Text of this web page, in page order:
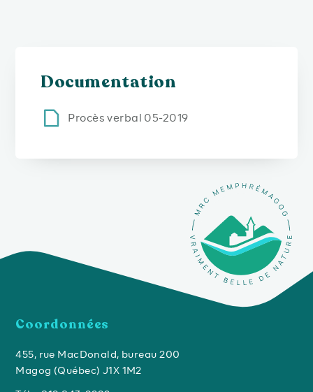
Documentation
Procès verbal 05-2019
Coordonnées
455, rue MacDonald, bureau 200
Magog (Québec) J1X 1M2